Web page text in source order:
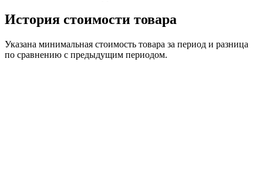
История стоимости товара
Указана минимальная стоимость товара за период и разница
по сравнению с предыдущим периодом.